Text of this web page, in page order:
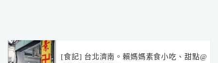
[食記] 台北濟南。賴媽媽素食小吃、甜點@